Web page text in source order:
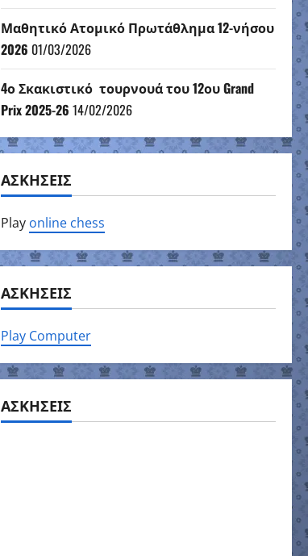
Μαθητικό Ατομικό Πρωτάθλημα 12-νήσου
2026 01/03/2026
4ο Σκακιστικό τουρνουά του 12ου Grand
Prix 2025-26 14/02/2026
ΑΣΚΗΣΕΙΣ
Play online chess
ΑΣΚΗΣΕΙΣ
Play Computer
ΑΣΚΗΣΕΙΣ